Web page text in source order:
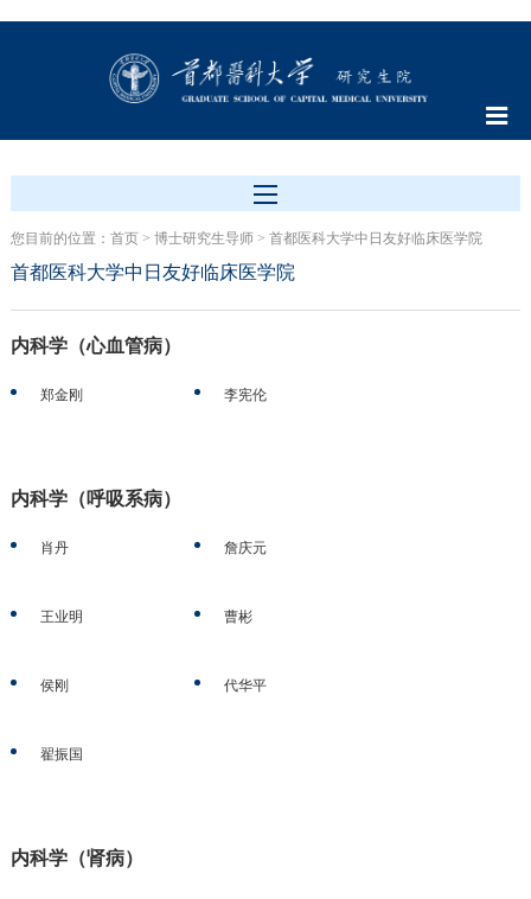
您目前的位置： 首页> 博士研究生导师> 首都医科大学中日友好临床医学院
首都医科大学中日友好临床医学院
内科学（心血管病）
郑金刚 李宪伦
内科学（呼吸系病）
肖丹 詹庆元
王业明 曹彬
侯刚 代华平
翟振国
内科学（肾病）